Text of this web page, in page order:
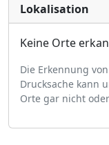
Lokalisation
Keine Orte
Die Erkennung
Drucksache kann
Orte gar nicht